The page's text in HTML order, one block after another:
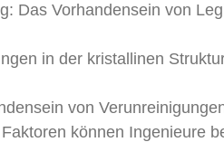
Das Vorhandensein von
in der kristallinen
von
können Ingenieure